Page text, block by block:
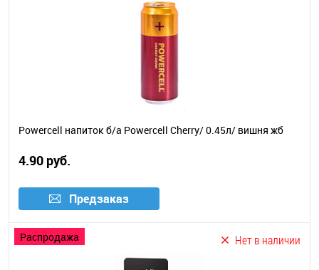
Powercell напиток б/а Powercell Cherry/ 0.45л/ вишня жб
4.90 руб.
Предзаказ
распродажа Нет в наличии